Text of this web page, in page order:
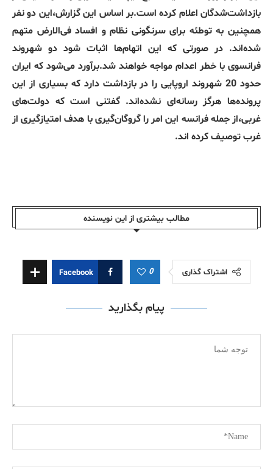
بازداشت‌شدگان اعلام کرده است.بر اساس این گزارش،این دو نفر
همچنین به توطئه برای سرنگونی نظام و افساد فی‌الارض متهم
شده‌اند. در صورتی که این اتهام‌ها اثبات شود دو شهروند
فرانسوی با خطر اعدام مواجه خواهند شد.برآورد می‌شود که ایران
حدود 20 شهروند اروپایی را در بازداشت دارد که بسیاری از این
پرونده‌ها هرگز رسانه‌ای نشده‌اند. گفتنی است که دولت‌های
غربی،از جمله فرانسه این امر را گروگان‌گیری با هدف امتیازگیری از
غرب توصیف کرده اند.
مطالب بیشتری از این نویسندە
اشتراک گذاری 0
Facebook
پیام بگذارید